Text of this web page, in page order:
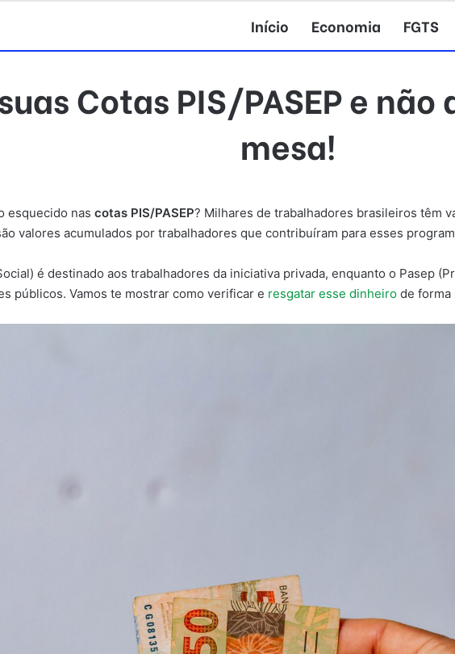
Início Economia FGTS
Cotas PIS/PASEP e
mesa!
esquecido nas cotas PIS/PASEP? Milhares de trabalhadores brasileiros têm
valores acumulados por trabalhadores que contribuíram para esses
é destinado aos trabalhadores da iniciativa privada, enquanto o Pasep
públicos. Vamos te mostrar como verificar e resgatar esse dinheiro de forma